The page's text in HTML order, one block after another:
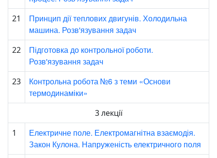
21
Принцип дії теплових двигунів. Холодильна
машина. Розв'язування задач
22
Підготовка до контрольної роботи.
Розв'язування задач
23
Контрольна робота №6 з теми «Основи
термодинаміки»
3 лекції
1
Електричне поле. Електромагнітна взаємодія.
Закон Кулона. Напруженість електричного поля